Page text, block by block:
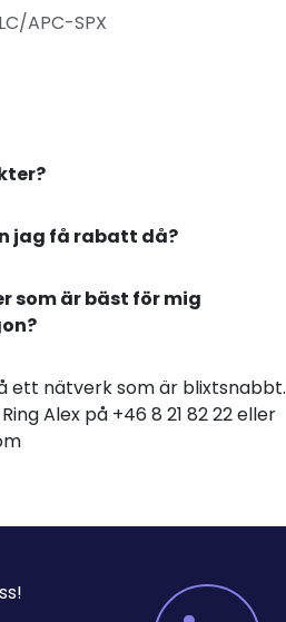
APC-SPX
jag få rabatt då?
som är bäst för mig
ett nätverk som är blixtsnabbt.
Alex på +46 8 21 82 22 eller